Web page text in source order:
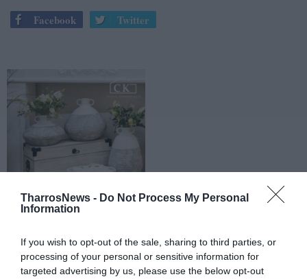
TharrosNews - Do Not Process My Personal
Information
If you wish to opt-out of the sale, sharing to third parties, or
processing of your personal or sensitive information for
targeted advertising by us, please use the below opt-out
Facebook Twitter